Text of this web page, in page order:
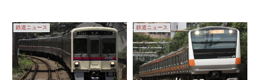
鉄道ニュース 鉄道ニュース